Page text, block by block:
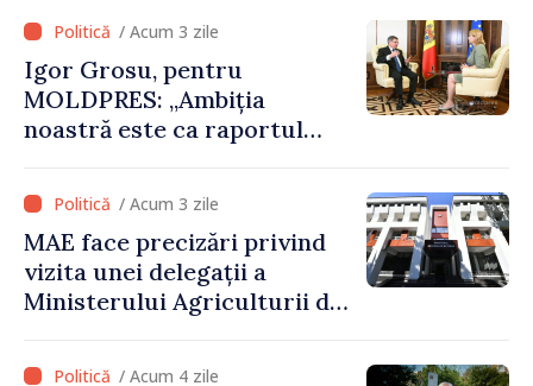
alegerea. Ne-am alăturat
Ucrainei”/ Acum 3 zile
Igor Grosu, pentru
MOLDPRES: „Ambiția
noastră este ca raportul
an să fie și mai bun”
/ Acum 3 zile
MAE face precizări privind
vizita unei delegații a
Ministerului Agriculturii din
/ Acum 4 zile